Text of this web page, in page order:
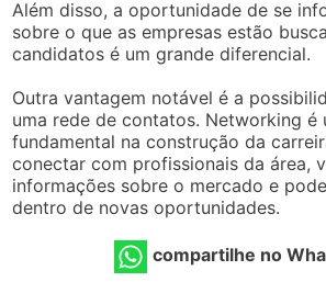
Além disso, a oportunidade de se
sobre o que as empresas estão
candidatos é um grande diferencial.
Outra vantagem notável é a
uma rede de contatos. Networking é
fundamental na construção da
conectar com profissionais da área,
informações sobre o mercado e
dentro de novas oportunidades.
compartilhe no